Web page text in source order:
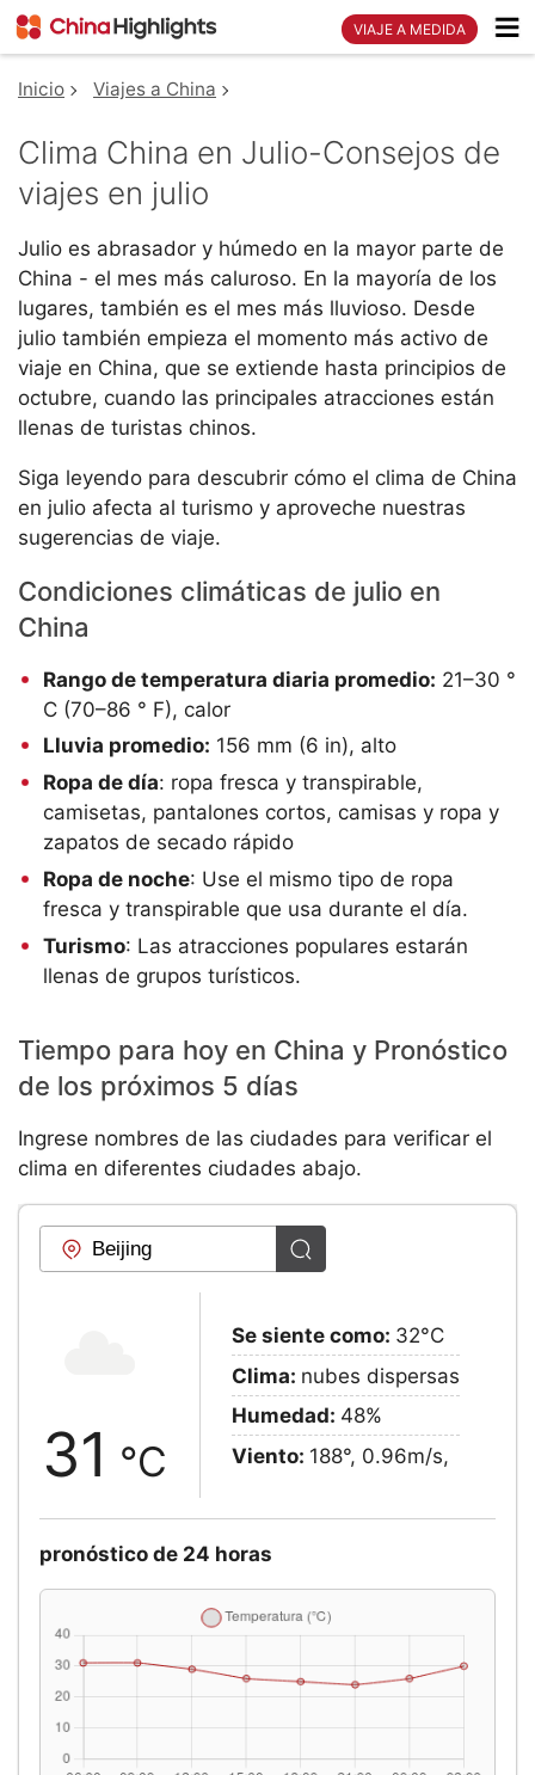
VIAJE A MEDIDA
Inicio Viajes a China
Clima China en Julio-Consejos de
viajes en julio
Julio es abrasador y húmedo en la mayor parte de
China - el mes más caluroso. En la mayoría de los
lugares, también es el mes más lluvioso. Desde
julio también empieza el momento más activo de
viaje en China, que se extiende hasta principios de
octubre, cuando las principales atracciones están
llenas de turistas chinos.
Siga leyendo para descubrir cómo el clima de China
en julio afecta al turismo y aproveche nuestras
sugerencias de viaje.
Condiciones climáticas de julio en
China
Rango de temperatura diaria promedio: 21–30 °
C (70–86 ° F), calor
Lluvia promedio: 156 mm (6 in), alto
Ropa de día: ropa fresca y transpirable,
camisetas, pantalones cortos, camisas y ropa y
zapatos de secado rápido
Ropa de noche: Use el mismo tipo de ropa
fresca y transpirable que usa durante el día.
Turismo: Las atracciones populares estarán
llenas de grupos turísticos.
Tiempo para hoy en China y Pronóstico
de los próximos 5 días
Ingrese nombres de las ciudades para verificar el
clima en diferentes ciudades abajo.